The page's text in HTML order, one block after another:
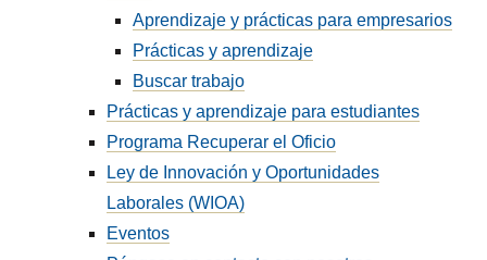
Aprendizaje y prácticas para empresarios
Prácticas y aprendizaje
Buscar trabajo
Prácticas y aprendizaje para estudiantes
Programa Recuperar el Oficio
Ley de Innovación y Oportunidades
Laborales (WIOA)
Eventos